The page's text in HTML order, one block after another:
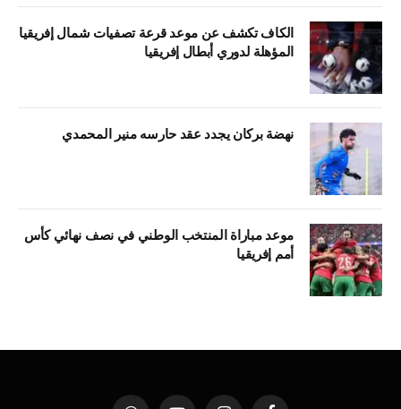
الكاف تكشف عن موعد قرعة تصفيات شمال إفريقيا
المؤهلة لدوري أبطال إفريقيا
نهضة بركان يجدد عقد حارسه منير المحمدي
موعد مباراة المنتخب الوطني في نصف نهائي كأس
أمم إفريقيا